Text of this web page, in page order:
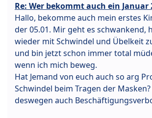
Re: Wer bekommt auch ein Januar
Hallo, bekomme auch mein erstes
der 05.01. Mir geht es schwankend,
wieder mit Schwindel und Übelkeit
und bin jetzt schon immer total
wenn ich mich beweg.
Hat Jemand von euch auch so arg
Schwindel beim Tragen der
deswegen auch